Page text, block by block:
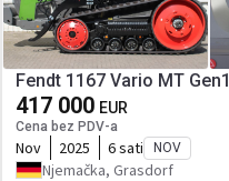
Fendt 1167 Vario MT Gen1
417 000 EUR
Cena bez PDV-a
Nov 2025 6 sati NOV
Njemačka, Grasdorf